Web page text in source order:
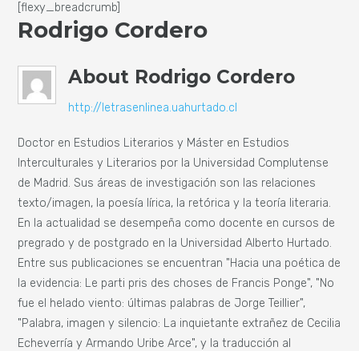
[flexy_breadcrumb]
Rodrigo Cordero
About Rodrigo Cordero
http://letrasenlinea.uahurtado.cl
Doctor en Estudios Literarios y Máster en Estudios
Interculturales y Literarios por la Universidad Complutense
de Madrid. Sus áreas de investigación son las relaciones
texto/imagen, la poesía lírica, la retórica y la teoría literaria.
En la actualidad se desempeña como docente en cursos de
pregrado y de postgrado en la Universidad Alberto Hurtado.
Entre sus publicaciones se encuentran "Hacia una poética de
la evidencia: Le parti pris des choses de Francis Ponge", "No
fue el helado viento: últimas palabras de Jorge Teillier",
"Palabra, imagen y silencio: La inquietante extrañez de Cecilia
Echeverría y Armando Uribe Arce", y la traducción al